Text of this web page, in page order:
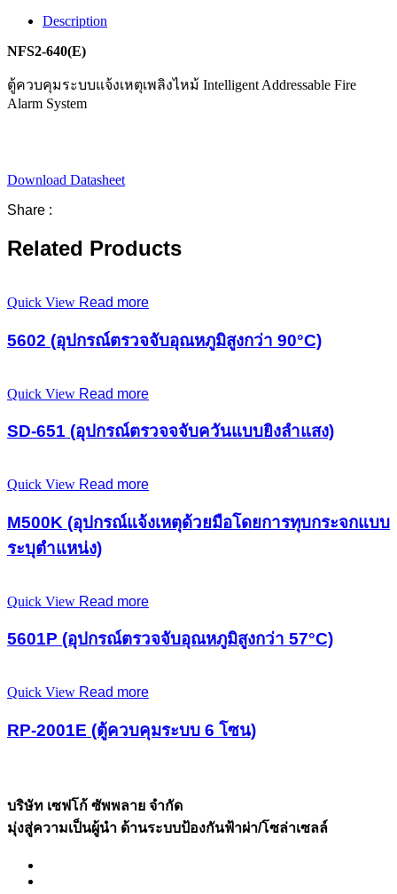
Description
NFS2-640(E)
ตู้ควบคุมระบบแจ้งเหตุเพลิงไหม้ Intelligent Addressable Fire
Alarm System
Download Datasheet
Share :
Related Products
Quick View Read more
5602 (อุปกรณ์ตรวจจับอุณหภูมิสูงกว่า 90°C)
Quick View Read more
SD-651 (อุปกรณ์ตรวจจจับควันแบบยิงลำแสง)
Quick View Read more
M500K (อุปกรณ์แจ้งเหตุด้วยมือโดยการทุบกระจกแบบ
ระบุตำแหน่ง)
Quick View Read more
5601P (อุปกรณ์ตรวจจับอุณหภูมิสูงกว่า 57°C)
Quick View Read more
RP-2001E (ตู้ควบคุมระบบ 6 โซน)
บริษัท เซฟโก้ ซัพพลาย จำกัด
มุ่งสู่ความเป็นผู้นำ ด้านระบบป้องกันฟ้าผ่า/โซล่าเซลล์